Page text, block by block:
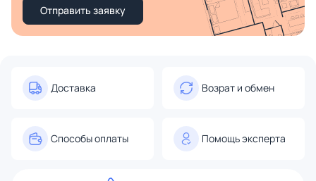
Отправить заявку
Доставка Возрат и обмен
Способы оплаты Помощь эксперта